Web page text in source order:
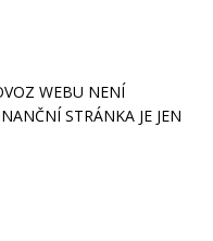
WEBU NENÍ
STRÁNKA JE JEN